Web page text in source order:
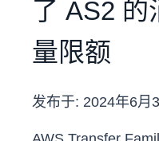
了 AS2 的
量限额
发布于: 2024年6月